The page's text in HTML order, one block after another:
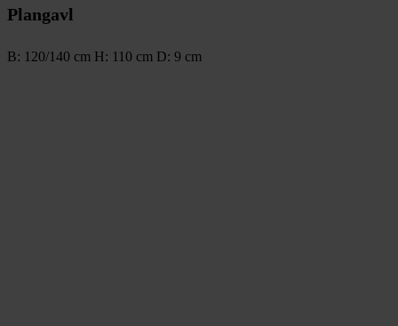
Plangavl
B: 120/140 cm H: 110 cm D: 9 cm